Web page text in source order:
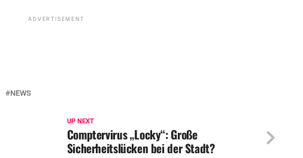
ADVERTISEMENT
NEWS
UP NEXT
Comptervirus „Locky“: Große
Sicherheitslücken bei der Stadt?